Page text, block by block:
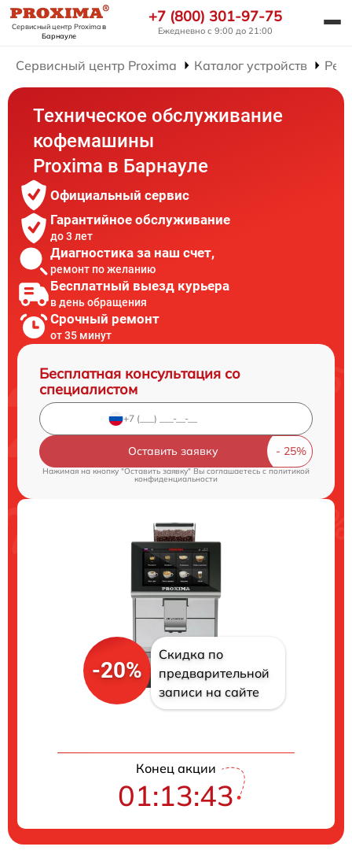
Сервисный центр Proximaв
Барнауле
+7 (800) 301-97-75
Ежедневно с 9:00 до 21:00
Сервисный центр Proxima Каталог устройств
Техническое обслуживание
кофемашины
Proxima в Барнауле
Официальный сервис
Гарантийное обслуживание
до 3 лет
Диагностика за наш счет,
ремонт по желанию
Бесплатный выезд курьера
в день обращения
Срочный ремонт
от 35 минут
Бесплатная консультация со
специалистом
Оставить заявку
Нажимая на кнопку "Оставить заявку" Вы соглашаетесь cполитикой
конфиденциальности
-20%
Скидка по
предварительной
записи на сайте
Конец акции
01:13:42